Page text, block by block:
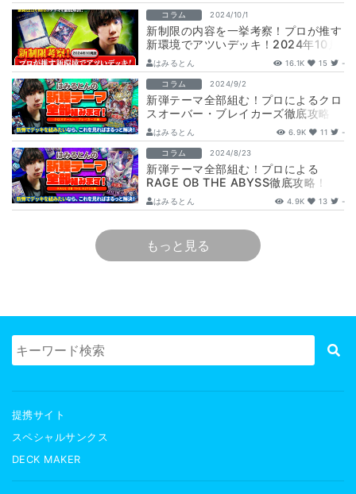
コラム 2024/10/1
新制限の内容を一挙考察！プロが推す
新環境でアツいデッキ！2024年10月
版はみるとん 16.1K 15 -
コラム 2024/9/2
新弾テーマ全部組む！プロによるクロ
スオーバー・ブレイカーズ徹底攻略！
はみるとん 6.9K 11 -
コラム 2024/8/23
新弾テーマ全部組む！プロによる
RAGE OB THE ABYSS徹底攻略！
はみるとん 4.9K 13 -
もっと見る
提携サイト
スペシャルサンクス
DECK MAKER